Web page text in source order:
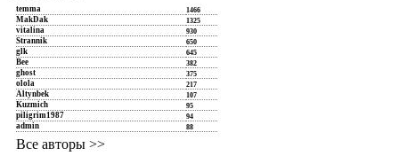
temma 1466
MakDak 1325
vitalina 930
Strannik 650
glk 645
Bee 382
ghost 375
olola 217
Altynbek 107
Kuzmich 95
piligrim1987 94
admin 88
Все авторы >>